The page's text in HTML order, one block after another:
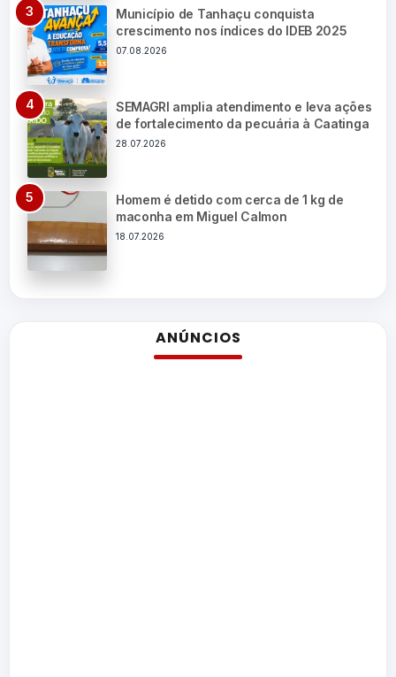
Município de Tanhaçu conquista
crescimento nos índices do IDEB 2025
07.08.2026
SEMAGRI amplia atendimento e leva ações
de fortalecimento da pecuária à Caatinga
28.07.2026
Homem é detido com cerca de 1 kg de
maconha em Miguel Calmon
18.07.2026
ANÚNCIOS